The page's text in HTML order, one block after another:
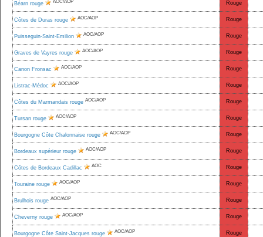
Béarn rouge AOC/AOP Rouge
Côtes de Duras rouge AOC/AOP Rouge
Puisseguin-Saint-Emilion AOC/AOP Rouge
Graves de Vayres rouge AOC/AOP Rouge
Canon Fronsac AOC/AOP Rouge
Listrac-Médoc AOC/AOP Rouge
Côtes du Marmandais rouge AOC/AOP Rouge
Tursan rouge AOC/AOP Rouge
Bourgogne Côte Chalonnaise rouge AOC/AOP Rouge
Bordeaux supérieur rouge AOC/AOP Rouge
Côtes de Bordeaux Cadillac AOC Rouge
Touraine rouge AOC/AOP Rouge
Brulhois rouge AOC/AOP Rouge
Cheverny rouge AOC/AOP Rouge
Bourgogne Côte Saint-Jacques rouge AOC/AOP Rouge